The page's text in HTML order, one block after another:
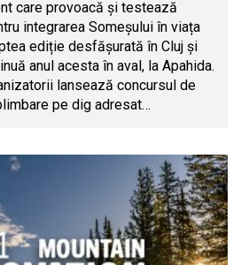
care provoacă și testează
integrarea Someșului în viața
ediție desfășurată în Cluj și
anul acesta în aval, la Apahida.
lansează concursul de
pe dig adresat…